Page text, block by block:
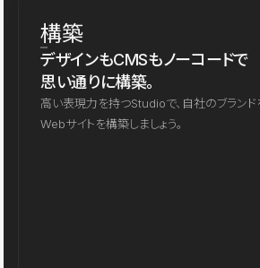
構築
デザインもCMSもノーコードで
思い通りに構築。
高い表現力を持つStudioで、自社のブラン
Webサイトを構築しましょう。